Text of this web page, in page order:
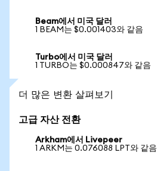
Beam에서 미국 달러
1 BEAM는 $0.001403와 같음
Turbo에서 미국 달러
1 TURBO는 $0.000847와 같음
더 많은 변환 살펴보기
고급 자산 전환
Arkham에서 Livepeer
1 ARKM는 0.076088 LPT와 같음